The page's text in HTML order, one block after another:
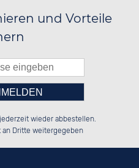
und Vorteile
Bitte tragen Sie die Zahl in
nebenstehende Feld ein.
wieder abbestellen.
an Dritte weitergegeben